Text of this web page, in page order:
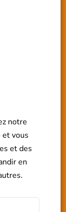
notre
et vous
et des
en